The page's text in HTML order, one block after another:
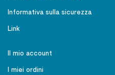
Informativa sulla sicurezza
Link
Il mio account
I miei ordini